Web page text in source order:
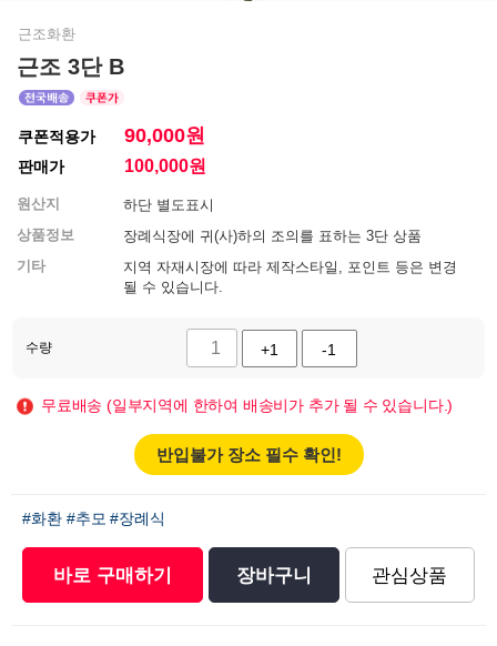
근조화환
근조 3단 B
쿠폰적용가 90,000원
판매가 100,000원
원산지
하단 별도표시
상품정보
장례식장에 귀(사)하의 조의를 표하는 3단 상품
기타
지역 자재시장에 따라 제작스타일, 포인트 등은 변경
될 수 있습니다.
수량 +1 -1
무료배송 (일부지역에 한하여 배송비가 추가 될 수 있습니다.)
반입불가 장소 필수 확인!
#화환 #추모 #장례식
바로 구매하기 장바구니 관심상품